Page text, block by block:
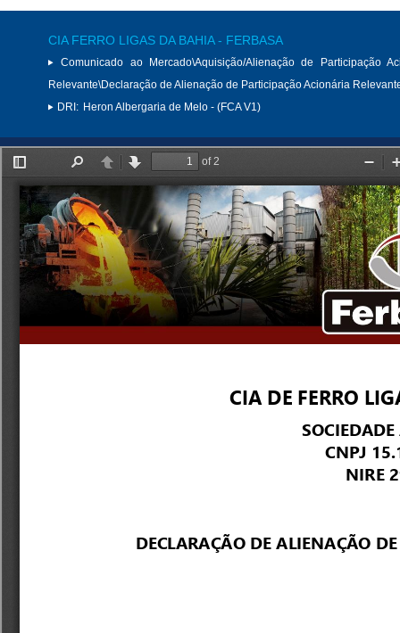
CIA FERRO LIGAS DA BAHIA - FERBASA
Comunicado ao Mercado\Aquisição/Alienação de Participação
Relevante\Declaração de Alienação de Participação Acionária
DRI: Heron Albergaria de Melo - (FCA V1)